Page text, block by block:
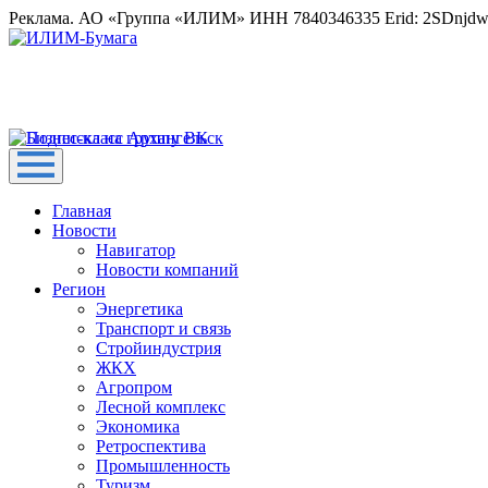
Реклама. АО «Группа «ИЛИМ» ИНН 7840346335 Erid:
Главная
Новости
Навигатор
Новости компаний
Регион
Энергетика
Транспорт и связь
Стройиндустрия
ЖКХ
Агропром
Лесной комплекс
Экономика
Ретроспектива
Промышленность